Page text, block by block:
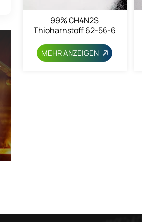
99% CH4N2S
Thioharnstoff 62-56-6
MEHR ANZEIGEN